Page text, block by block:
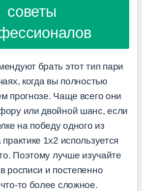
советы
брать этот тип пари
когда вы полностью
прогнозе. Чаще всего они
или двойной шанс, если
на победу одного из
1х2 используется
Поэтому лучше изучайте
в росписи и постепенно
то более сложное.